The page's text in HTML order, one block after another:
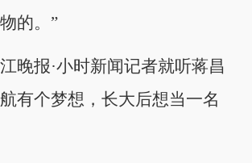
的。”
报·小时新闻记者就听蒋昌
有个梦想，长大后想当一名